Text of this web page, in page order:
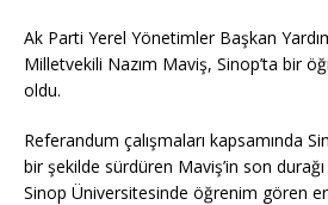
Ak Parti Yerel Yönetimler Başkan
Milletvekili Nazım Maviş, Sinop’ta bir
oldu.
Referandum çalışmaları kapsamında
bir şekilde sürdüren Maviş’in son
Sinop Üniversitesinde öğrenim gören